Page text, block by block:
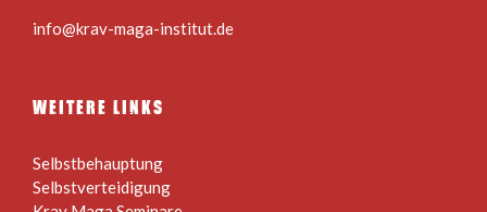
info@krav-maga-institut.de
WEITERE LINKS
Selbstbehauptung
Selbstverteidigung